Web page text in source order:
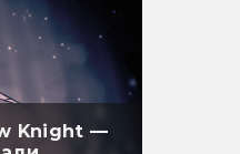
Knight —